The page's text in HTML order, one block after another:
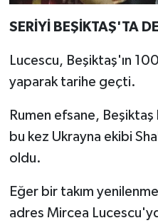
SERİYİ BEŞİKTAŞ'TA
Lucescu, Beşiktaş'ın
yaparak tarihe geçti.
Rumen efsane, Beşiktaş
bu kez Ukrayna ekibi
oldu.
Eğer bir takım
adres Mircea